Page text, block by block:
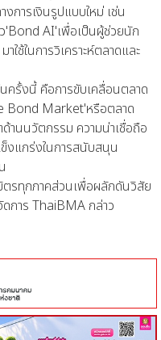
การเงินรูปแบบใหม่ เช่น
'Bond AI'เพื่อเป็นผู้ช่วยนัก
ช้ในการวิเคราะห์ตลาดและ
ครั้งนี้ คือการขับเคลื่อนตลาด
Bond Market'หรือตลาด
านนวัตกรรม ความน่าเชื่อถือ
งแกร่งในการสนับสนุน
ทุกภาคส่วนเพื่อผลักดันวิสัย
การ ThaiBMA กล่าว